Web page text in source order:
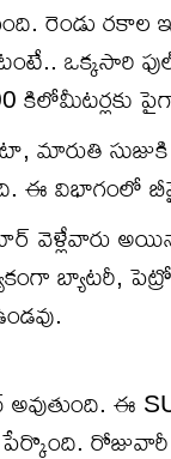
రెండు రకాల
ఒక్కసారి
పైగా
మారుతి
ఈ విభాగంలో
వెళ్లేవారు
బ్యాటరీ,
ఈ
పేర్కొంది.